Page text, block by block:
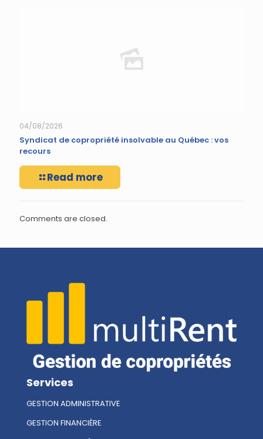
04/08/2026
Syndicat de copropriété insolvable au Québec : vos
recours
Read more
Comments are closed.
Services
GESTION ADMINISTRATIVE
GESTION FINANCIÈRE